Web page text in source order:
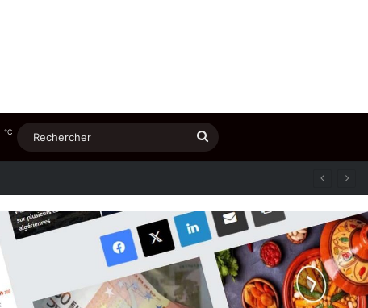
℃ Rechercher